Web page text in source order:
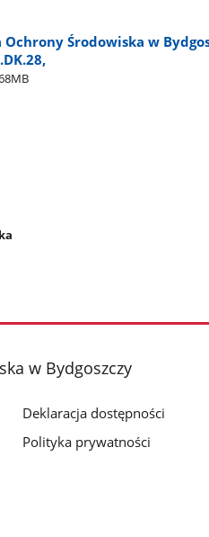
Środowiska w
w Bydgoszczy
Deklaracja dostępności
Polityka prywatności